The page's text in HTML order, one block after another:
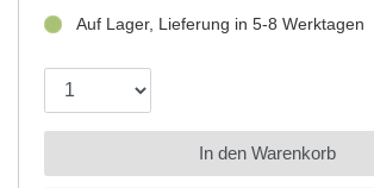
Auf Lager, Lieferung in 5-8 Werktagen
In den Warenkorb